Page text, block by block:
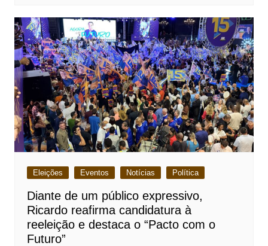
Eleições Eventos Notícias Política
Diante de um público expressivo,
Ricardo reafirma candidatura à
reeleição e destaca o “Pacto com o
Futuro”